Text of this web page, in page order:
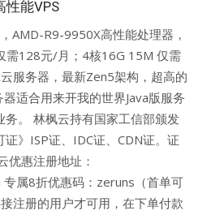
性能VPS
AMD-R9-9950X高性能处理器，
需128元/月；4核16G 15M 仅需
服务器，最新Zen5架构，超高的
适合用来开我的世界Java版服务
。 林枫云持有国家工信部颁发
》ISP证、IDC证、CDN证。证
优惠注册地址：
属8折优惠码：zeruns（首单可
注册的用户才可用，在下单付款